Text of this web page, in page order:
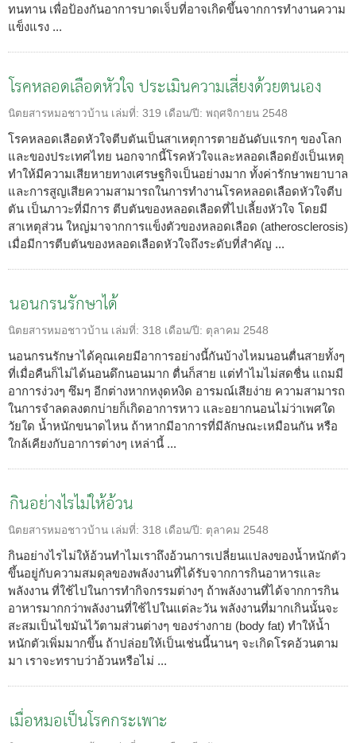
ทนทาน เพื่อป้องกันอาการบาดเจ็บที่อาจเกิดขึ้นจากการทำงานความ
แข็งแรง ...
โรคหลอดเลือดหัวใจ ประเมินความเสี่ยงด้วยตนเอง
นิตยสารหมอชาวบ้าน เล่มที่: 319 เดือน/ปี: พฤศจิกายน 2548
โรคหลอดเลือดหัวใจตีบตันเป็นสาเหตุการตายอันดับแรกๆ ของโลก
และของประเทศไทย นอกจากนี้โรคหัวใจและหลอดเลือดยังเป็นเหตุ
ทำให้มีความเสียหายทางเศรษฐกิจเป็นอย่างมาก ทั้งค่ารักษาพยาบาล
และการสูญเสียความสามารถในการทำงานโรคหลอดเลือดหัวใจตีบ
ตัน เป็นภาวะที่มีการ ตีบตันของหลอดเลือดที่ไปเลี้ยงหัวใจ โดยมี
สาเหตุส่วน ใหญ่มาจากการแข็งตัวของหลอดเลือด (atherosclerosis)
เมื่อมีการตีบตันของหลอดเลือดหัวใจถึงระดับที่สำคัญ ...
นอนกรนรักษาได้
นิตยสารหมอชาวบ้าน เล่มที่: 318 เดือน/ปี: ตุลาคม 2548
นอนกรนรักษาได้คุณเคยมีอาการอย่างนี้กันบ้างไหมนอนตื่นสายทั้งๆ
ที่เมื่อคืนก็ไม่ได้นอนดึกนอนมาก ตื่นก็สาย แต่ทำไมไม่สดชื่น แถมมี
อาการง่วงๆ ซึมๆ อีกต่างหากหงุดหงิด อารมณ์เสียง่าย ความสามารถ
ในการจำลดลงตกบ่ายก็เกิดอาการหาว และอยากนอนไม่ว่าเพศใด
วัยใด น้ำหนักขนาดไหน ถ้าหากมีอาการที่มีลักษณะเหมือนกัน หรือ
ใกล้เคียงกับอาการต่างๆ เหล่านี้ ...
กินอย่างไรไม่ให้อ้วน
นิตยสารหมอชาวบ้าน เล่มที่: 318 เดือน/ปี: ตุลาคม 2548
กินอย่างไรไม่ให้อ้วนทำไมเราถึงอ้วนการเปลี่ยนแปลงของน้ำหนักตัว
ขึ้นอยู่กับความสมดุลของพลังงานที่ได้รับจากการกินอาหารและ
พลังงาน ที่ใช้ไปในการทำกิจกรรมต่างๆ ถ้าพลังงานที่ได้จากการกิน
อาหารมากกว่าพลังงานที่ใช้ไปในแต่ละวัน พลังงานที่มากเกินนั้นจะ
สะสมเป็นไขมันไว้ตามส่วนต่างๆ ของร่างกาย (body fat) ทำให้น้ำ
หนักตัวเพิ่มมากขึ้น ถ้าปล่อยให้เป็นเช่นนี้นานๆ จะเกิดโรคอ้วนตาม
มา เราจะทราบว่าอ้วนหรือไม่ ...
เมื่อหมอเป็นโรคกระเพาะ